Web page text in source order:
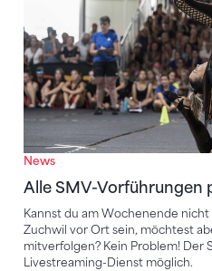
News
Alle SMV-Vorführungen
Kannst du am Wochenende
Zuchwil vor Ort sein, möchtest
mitverfolgen? Kein Problem! Der
Livestreaming-Dienst möglich.